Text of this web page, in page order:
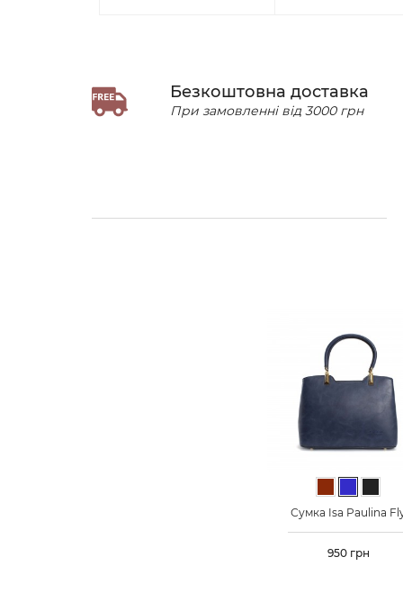
Безкоштовна доставка
При замовленні від 3000 грн
Сумка Isa Paulina
Ціна
950 грн